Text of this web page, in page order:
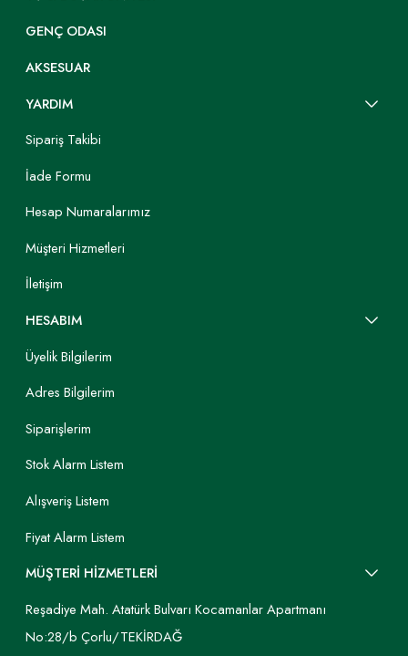
GENÇ ODASI
AKSESUAR
YARDIM
Sipariş Takibi
İade Formu
Hesap Numaralarımız
Müşteri Hizmetleri
İletişim
HESABIM
Üyelik Bilgilerim
Adres Bilgilerim
Siparişlerim
Stok Alarm Listem
Alışveriş Listem
Fiyat Alarm Listem
MÜŞTERİ HİZMETLERİ
Reşadiye Mah. Atatürk Bulvarı Kocamanlar Apartmanı
No:28/b Çorlu/TEKİRDAĞ